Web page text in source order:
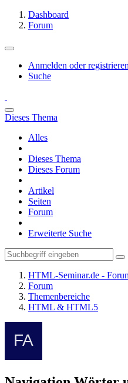
Dashboard
Forum
Anmelden oder registrieren
Suche
Dieses Thema
Alles
Dieses Thema
Dieses Forum
Artikel
Seiten
Forum
Erweiterte Suche
HTML-Seminar.de -
Forum
Themenbereiche
HTML & HTML5